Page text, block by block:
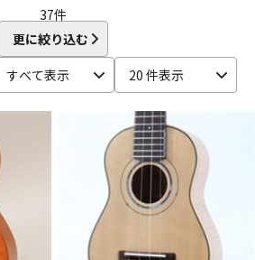
その他楽器
エフェクター
Kanile’a
L.Luthier LAVA MUSIC
Leilani
Po Sans Guitars
Pupukea
UKE)
TAKAMINE
T's Ukulele
unknown
37件
更に絞り込む
すべて表示 20 件表示